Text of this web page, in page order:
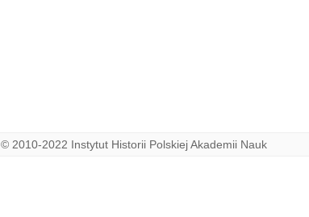
© 2010-2022 Instytut Historii Polskiej Akademii Nauk